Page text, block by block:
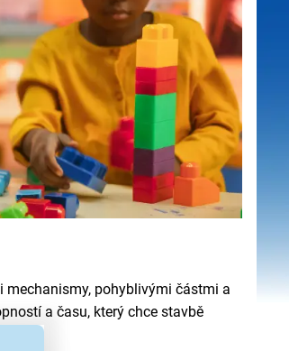
pohyblivými částmi a
a času, který chce stavbě